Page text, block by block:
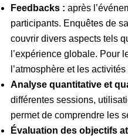
Feedbacks : après
participants. Enquêtes de
couvrir divers aspects tels
l’expérience globale. Pour
l’atmosphère et les
Analyse quantitative et
différentes sessions,
permet de comprendre les
Évaluation des objectifs